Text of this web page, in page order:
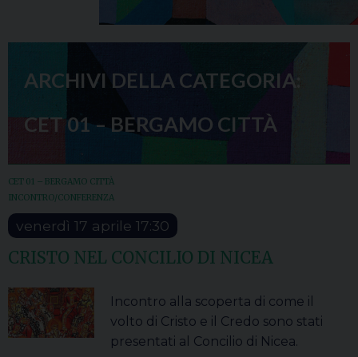
ARCHIVI DELLA CATEGORIA:
CET 01 – BERGAMO CITTÀ
CET 01 – BERGAMO CITTÀ
INCONTRO/CONFERENZA
venerdì 17 aprile 17:30
CRISTO NEL CONCILIO DI NICEA
Incontro alla scoperta di come il
volto di Cristo e il Credo sono stati
presentati al Concilio di Nicea.